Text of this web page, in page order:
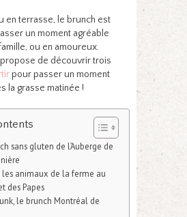
en terrasse, le brunch est
un moment agréable
ou en amoureux.
de découvrir trois
pour passer un moment
la grasse matinée !
sans gluten de l’Auberge de
les animaux de la ferme au
des Papes
le brunch Montréal de